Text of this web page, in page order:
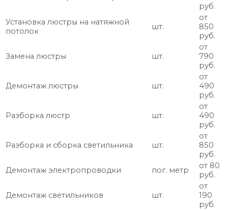
руб.
Установка люстры на натяжной
потолок
шт.
от
850
руб.
Замена люстры шт.
от
790
руб.
Демонтаж люстры шт.
от
490
руб.
Разборка люстр шт.
от
490
руб.
Разборка и сборка светильника шт.
от
850
руб.
Демонтаж электропроводки
пог. метр
от 80
руб.
Демонтаж светильников шт.
от
190
руб.